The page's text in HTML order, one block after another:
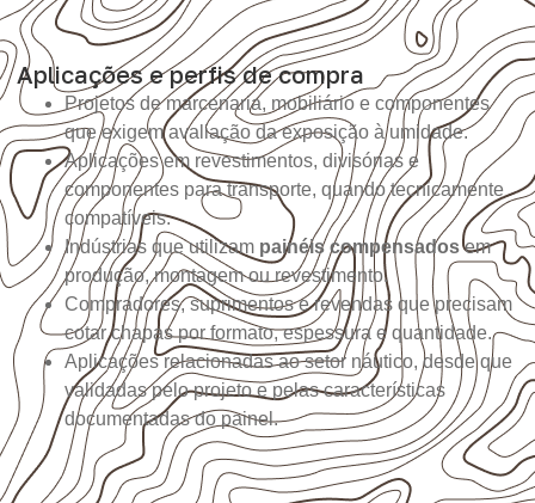
Aplicações e perfis de compra
Projetos de marcenaria, mobiliário e componentes
que exigem avaliação da exposição à umidade.
Aplicações em revestimentos, divisórias e
componentes para transporte, quando tecnicamente
compatíveis.
Indústrias que utilizam painéis compensadosem
produção, montagem ou revestimento.
Compradores, suprimentos e revendas que precisam
cotar chapas por formato, espessura e quantidade.
Aplicações relacionadas ao setor náutico, desde que
validadas pelo projeto e pelas características
documentadas do painel.